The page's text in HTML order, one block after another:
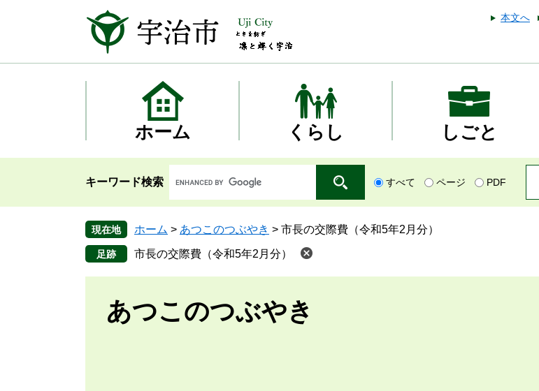
本
本文へ
ホーム くらし しごと
キーワード検索 すべて ページ PDF
現在地 ホーム > あつこのつぶやき > 市長の交際費（令和5年2月分）
市長の交際費（令和5年2月分）
あつこのつぶやき